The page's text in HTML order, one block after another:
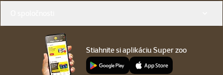
Stiahnite si aplikáciu Super zoo